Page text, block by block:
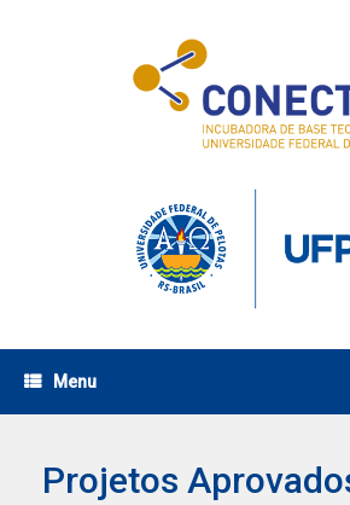
Menu
Projetos